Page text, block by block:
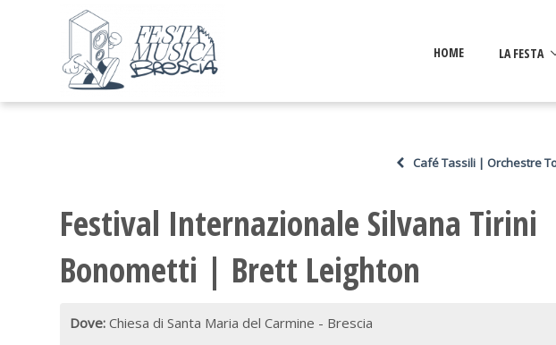
HOME LA FESTA
Café Tassili | Orchestre
Festival Internazionale Silvana Tirini
Bonometti | Brett Leighton
Dove:Chiesa di Santa Maria del Carmine - Brescia